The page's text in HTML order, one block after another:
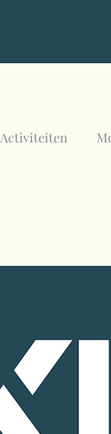
Activiteiten